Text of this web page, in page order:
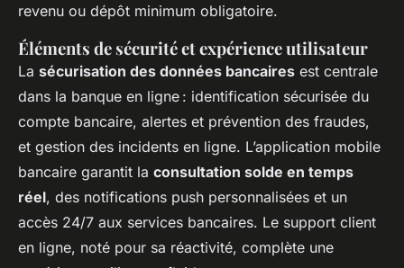
revenu ou dépôt minimum obligatoire.
Éléments de sécurité et expérience utilisateur
La sécurisation des données bancaires est centrale
dans la banque en ligne : identification sécurisée du
compte bancaire, alertes et prévention des fraudes,
et gestion des incidents en ligne. L’application mobile
bancaire garantit la consultation solde en temps
réel, des notifications push personnalisées et un
accès 24/7 aux services bancaires. Le support client
en ligne, noté pour sa réactivité, complète une